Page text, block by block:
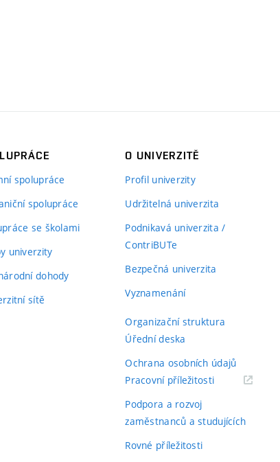
spolupráce
spolupráce
se školami
univerzity
dohody
sítě
O UNIVERZITĚ
Profil univerzity
Udržitelná univerzita
Podnikavá univerzita /
ContriBUTe
Bezpečná univerzita
Vyznamenání
Organizační struktura
Úřední deska
Ochrana osobních údajů
Pracovní příležitosti(externí
Podpora a rozvoj
zaměstnanců a studujících
Rovné příležitosti